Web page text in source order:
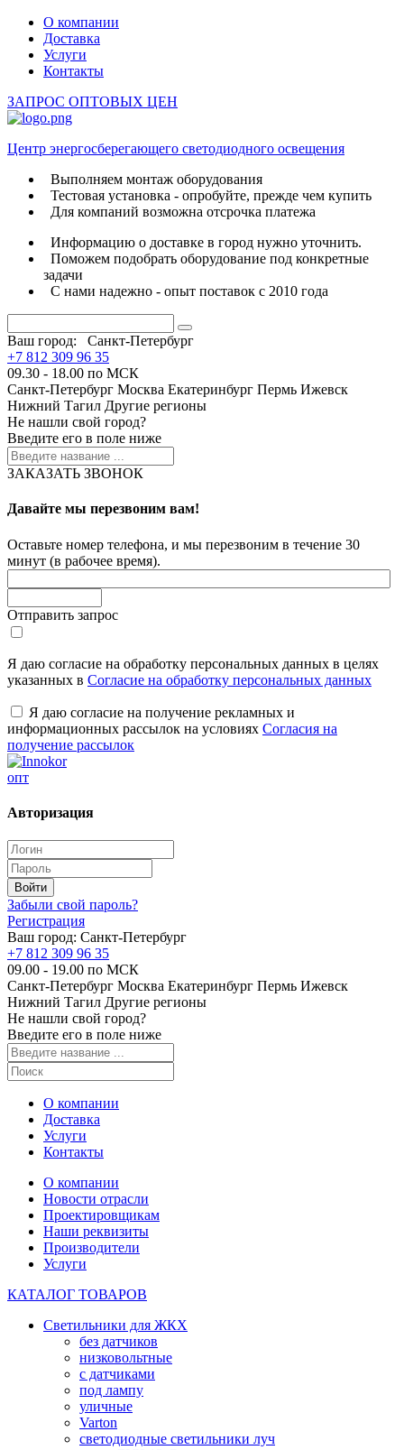
О компании
Доставка
Услуги
Контакты
ЗАПРОС ОПТОВЫХ ЦЕН
Центр энергосберегающего светодиодного освещения
Выполняем монтаж оборудования
Тестовая установка - опробуйте, прежде чем купить
Для компаний возможна отсрочка платежа
Информацию о доставке в город нужно уточнить.
Поможем подобрать оборудование под конкретные
задачи
С нами надежно - опыт поставок с 2010 года
Ваш город:
Санкт-Петербург
+7 812 309 96 35
09.30 - 18.00 по МСК
Санкт-Петербург Москва Екатеринбург Пермь Ижевск
Нижний Тагил Другие регионы
Не нашли свой город?
Введите его в поле ниже
ЗАКАЗАТЬ ЗВОНОК
Давайте мы перезвоним вам!
Оставьте номер телефона, и мы перезвоним в течение 30
минут (в рабочее время).
Отправить запрос
Я даю согласие на обработку персональных данных в целях
указанных в Согласие на обработку персональных данных
Я даю согласие на получение рекламных и
информационных рассылок на условиях Согласия на
получение рассылок
опт
Авторизация
Забыли свой пароль?
Регистрация
Ваш город: Санкт-Петербург
+7 812 309 96 35
09.00 - 19.00 по МСК
Санкт-Петербург Москва Екатеринбург Пермь Ижевск
Нижний Тагил Другие регионы
Не нашли свой город?
Введите его в поле ниже
О компании
Доставка
Услуги
Контакты
О компании
Новости отрасли
Проектировщикам
Наши реквизиты
Производители
Услуги
КАТАЛОГ ТОВАРОВ
Светильники для ЖКХ
без датчиков
низковольтные
с датчиками
под лампу
уличные
Varton
светодиодные светильники луч